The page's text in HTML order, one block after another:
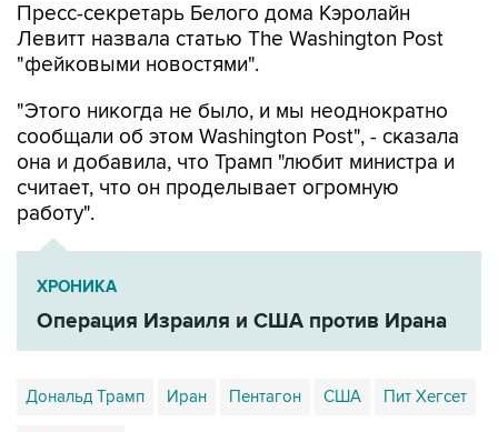
Пресс-секретарь Белого дома Кэролайн
Левитт назвала статью The Washington Post
"фейковыми новостями".
"Этого никогда не было, и мы неоднократно
сообщали об этом Washington Post", - сказала
она и добавила, что Трамп "любит министра и
считает, что он проделывает огромную
работу".
ХРОНИКА
Операция Израиля и США против Ирана
Дональд Трамп Иран Пентагон США Пит Хегсет